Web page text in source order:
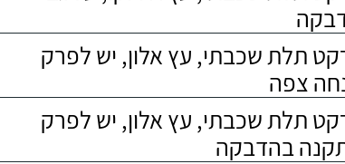
תלת שכבתי, עץ אלון, יש לפרק
צפה
תלת שכבתי, עץ אלון, יש לפרק
בהדבקה